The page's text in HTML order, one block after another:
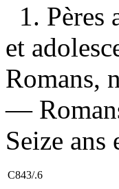
1. Pères
et
Romans,
—
Seize
C843/.6